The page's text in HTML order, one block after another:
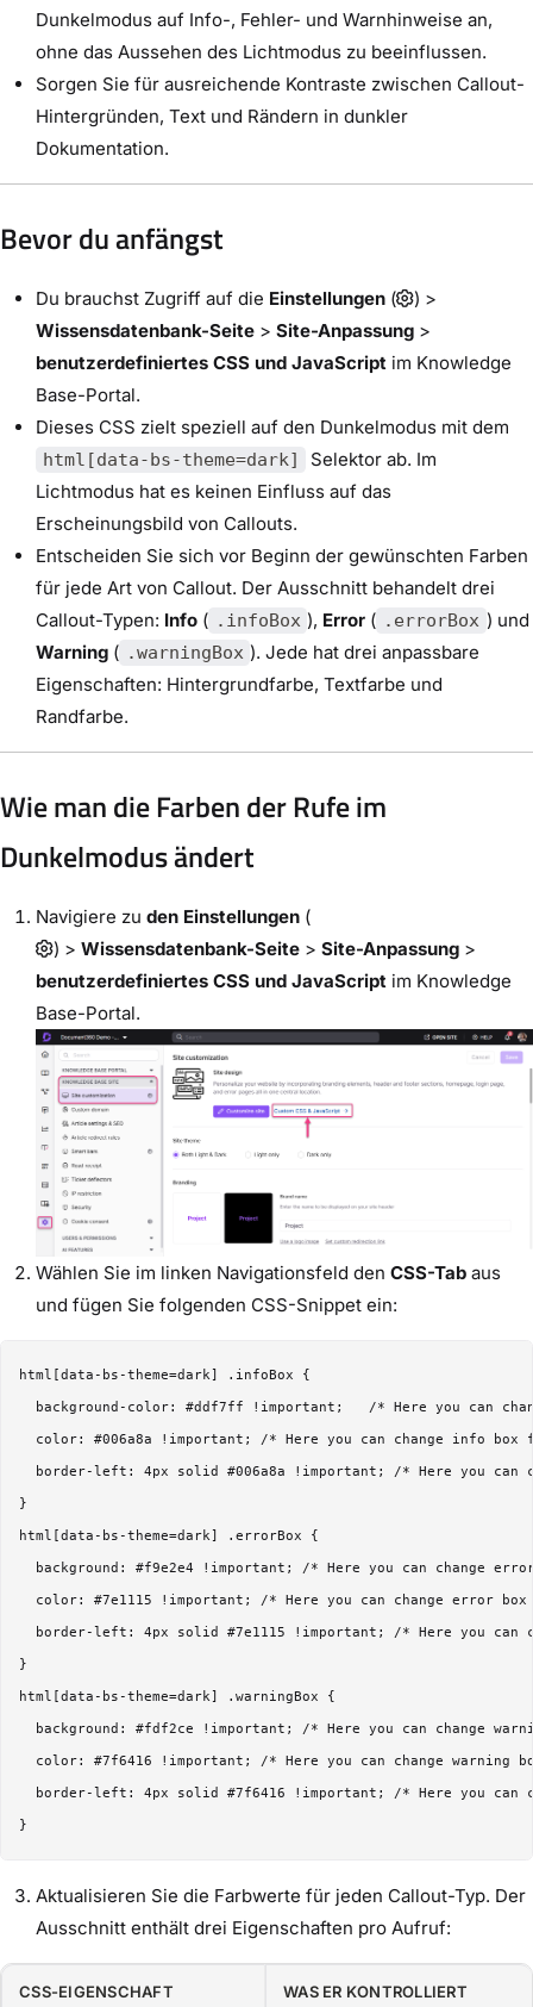
Dunkelmodus auf Info-, Fehler- und Warnhinweise an,
ohne das Aussehen des Lichtmodus zu beeinflussen.
Sorgen Sie für ausreichende Kontraste zwischen Callout-
Hintergründen, Text und Rändern in dunkler
Dokumentation.
Bevor du anfängst
Du brauchst Zugriff auf die Einstellungen (
) >
Wissensdatenbank-Seite > Site-Anpassung >
benutzerdefiniertes CSS und JavaScript im Knowledge
Base-Portal.
Dieses CSS zielt speziell auf den Dunkelmodus mit dem
html[data-bs-theme=dark]
Selektor ab. Im
Lichtmodus hat es keinen Einfluss auf das
Erscheinungsbild von Callouts.
Entscheiden Sie sich vor Beginn der gewünschten Farben
für jede Art von Callout. Der Ausschnitt behandelt drei
Callout-Typen: Info ( .infoBox ), Error ( .errorBox ) und
Warning ( .warningBox ). Jede hat drei anpassbare
Eigenschaften: Hintergrundfarbe, Textfarbe und
Randfarbe.
Wie man die Farben der Rufe im
Dunkelmodus ändert
Navigiere zu den Einstellungen (
) > Wissensdatenbank-Seite > Site-Anpassung >
benutzerdefiniertes CSS und JavaScript im Knowledge
Base-Portal.
Wählen Sie im linken Navigationsfeld den CSS-Tab aus
und fügen Sie folgenden CSS-Snippet ein:
html[data-bs-theme=dark] .infoBox {
background-color: #ddf7ff !important;   /* Here you can
color: #006a8a !important; /* Here you can change info
border-left: 4px solid #006a8a !important; /* Here you can
}
html[data-bs-theme=dark] .errorBox {
background: #f9e2e4 !important; /* Here you can change
color: #7e1115 !important; /* Here you can change error
border-left: 4px solid #7e1115 !important; /* Here you can
}
html[data-bs-theme=dark] .warningBox {
background: #fdf2ce !important; /* Here you can change
color: #7f6416 !important; /* Here you can change warning
border-left: 4px solid #7f6416 !important; /* Here you can
Aktualisieren Sie die Farbwerte für jeden Callout-Typ. Der
Ausschnitt enthält drei Eigenschaften pro Aufruf:
CSS-EIGENSCHAFT WAS ER KONTROLLIERT